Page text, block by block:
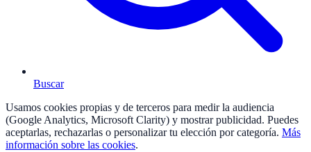
Buscar
Usamos cookies propias y de terceros para medir la audiencia
(Google Analytics, Microsoft Clarity) y mostrar publicidad. Puedes
aceptarlas, rechazarlas o personalizar tu elección por categoría. Más
información sobre las cookies.